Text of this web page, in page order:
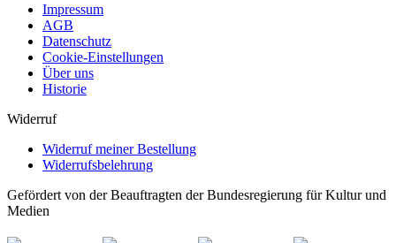
Impressum
AGB
Datenschutz
Cookie-Einstellungen
Über uns
Historie
Widerruf
Widerruf meiner Bestellung
Widerrufsbelehrung
Gefördert von der Beauftragten der Bundesregierung für Kultur und
Medien